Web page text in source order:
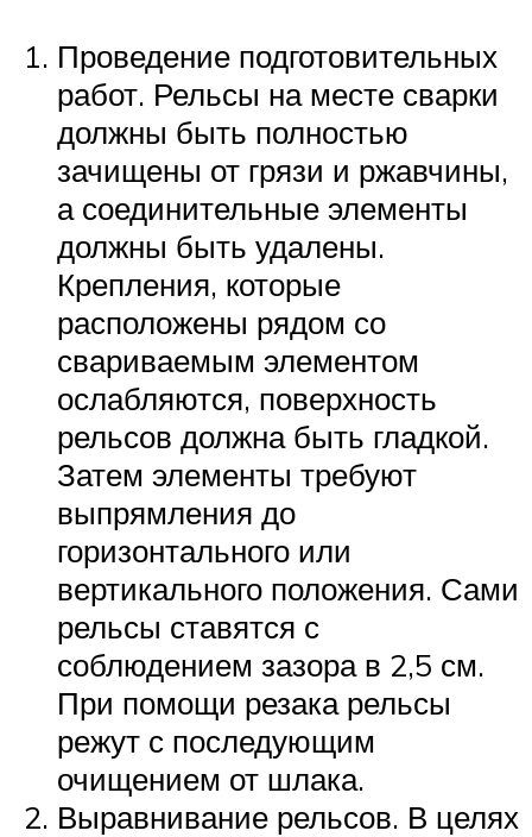
Проведение подготовительных
работ. Рельсы на месте сварки
должны быть полностью
зачищены от грязи и ржавчины,
а соединительные элементы
должны быть удалены.
Крепления, которые
расположены рядом со
свариваемым элементом
ослабляются, поверхность
рельсов должна быть гладкой.
Затем элементы требуют
выпрямления до
горизонтального или
вертикального положения. Сами
рельсы ставятся с
соблюдением зазора в 2,5 см.
При помощи резака рельсы
режут с последующим
очищением от шлака.
Выравнивание рельсов. В целях